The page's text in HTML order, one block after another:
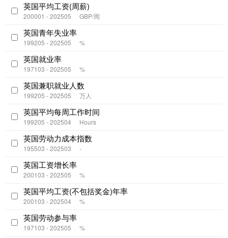
英国平均工资(周薪)
200001 - 202505 GBP/周
英国青年失业率
199205 - 202505 %
英国就业率
197103 - 202505 %
英国兼职就业人数
199205 - 202505 万人
英国平均每周工作时间
199205 - 202504 Hours
英国劳动力成本指数
195503 - 202503 -
英国工资增长率
200103 - 202505 %
英国平均工资(不包括奖金)年率
200103 - 202504 %
英国劳动参与率
197103 - 202505 %